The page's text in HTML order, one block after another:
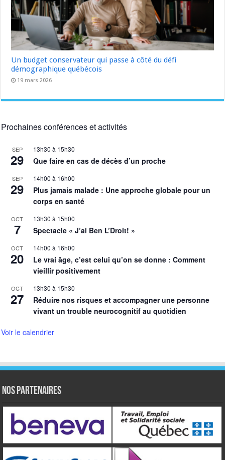
Un budget conservateur qui passe à côté du défi
démographique québécois
19 mars 2026
Prochaines conférences et activités
SEP
29
13h30 à 15h30
Que faire en cas de décès d’un proche
SEP
29
14h00 à 16h00
Plus jamais malade : Une approche globale pour un
corps en santé
OCT
7
13h30 à 15h00
Spectacle « J’ai Ben L’Droit! »
OCT
20
14h00 à 16h00
Le vrai âge, c’est celui qu’on se donne : Comment
vieillir positivement
OCT
27
13h30 à 15h30
Réduire nos risques et accompagner une personne
vivant un trouble neurocognitif au quotidien
Voir le calendrier
NOS PARTENAIRES